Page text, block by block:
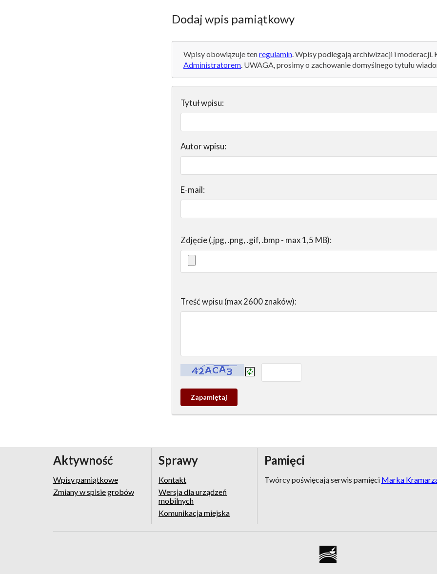
Dodaj wpis pamiątkowy
Wpisy obowiązuje tenregulamin. Wpisy podlegają archiwizacji i moderacji.
Administratorem. UWAGA, prosimy o zachowanie domyślnego tytułu
Tytuł wpisu:
Autor wpisu:
E-mail:
Zdjęcie (.jpg, .png, .gif, .bmp - max 1,5 MB):
Treść wpisu (max 2600 znaków):
Kontrola - wprowadź tekst z obrazka:
Zapamietaj
wpis
Aktywność
Wpisy pamiątkowe
Zmiany w spisie grobów
Sprawy
Kontakt
Wersja dla urządzeń
mobilnych
Komunikacja miejska
Pamięci
Twórcy poświęcają serwis pamięci Marka